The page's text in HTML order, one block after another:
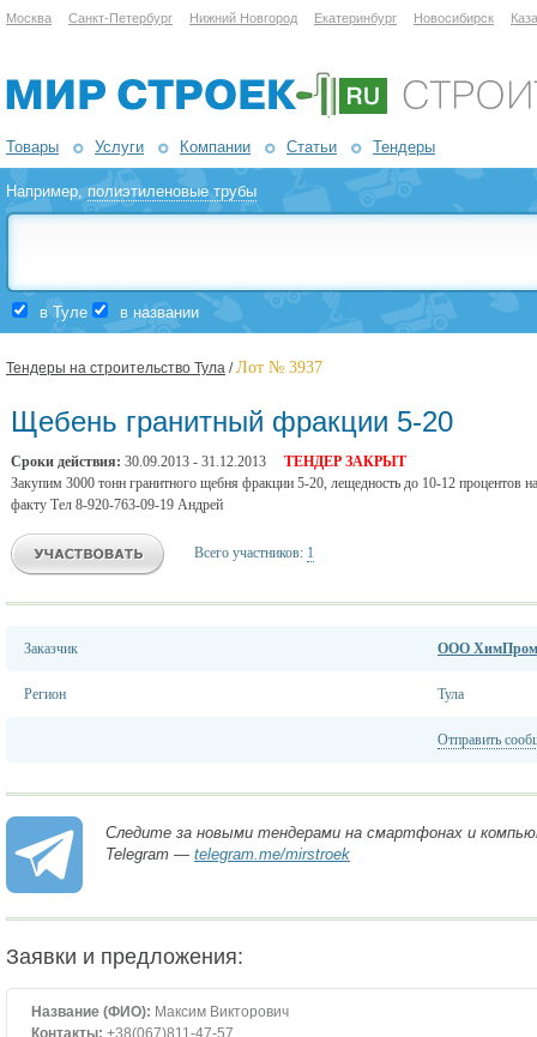
Москва Санкт-Петербург Нижний Новгород Екатеринбург Новосибирск
Товары Услуги Компании Статьи Тендеры
Например,полиэтиленовые трубы
в Туле в названии
Тендеры на строительство Тула /Лот № 3937
Щебень гранитный фракции 5-20
Сроки действия: 30.09.2013 - 31.12.2013
ТЕНДЕР ЗАКРЫТ
Закупим 3000 тонн гранитного щебня фракции 5-20, лещедность до 10-12
факту Тел 8-920-763-09-19 Андрей
Всего участников: 1
Заказчик ООО
Регион Тула
Отправить
Следите за новыми тендерами на смартфонах и
Telegram — telegram.me/mirstroek
Заявки и предложения:
Название (ФИО): Максим Викторович
Контакты: +38(067)811-47-57